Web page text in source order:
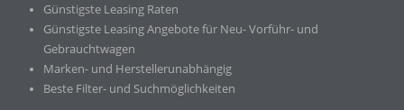
Günstigste Leasing Raten
Günstigste Leasing Angebote für Neu- Vorführ- und
Gebrauchtwagen
Marken- und Herstellerunabhängig
Beste Filter- und Suchmöglichkeiten